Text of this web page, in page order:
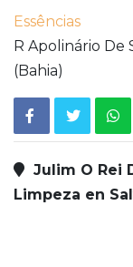
Essências
R Apolinário De
(Bahia)
Julim O Rei
Limpeza en